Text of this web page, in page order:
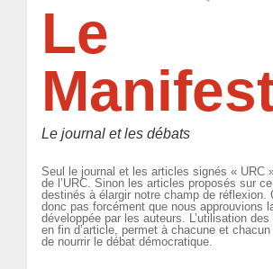
Le
Le journal et les débats
Seul le journal et les articles signés « URC
de l’URC. Sinon les articles proposés sur
destinés à élargir notre champ de réflexion.
donc pas forcément que nous approuvions
développée par les auteurs. L’utilisation
en fin d’article, permet à chacune et chacun
de nourrir le débat démocratique.